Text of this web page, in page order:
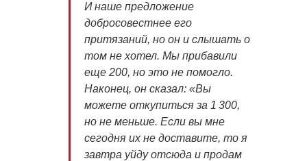
И наше предложение
добросовестнее его
притязаний, но он и слышать о
том не хотел. Мы прибавили
еще 200, но это не помогло.
Наконец, он сказал: «Вы
можете откупиться за 1 300,
но не меньше. Если вы мне
сегодня их не доставите, то я
завтра уйду отсюда и продам